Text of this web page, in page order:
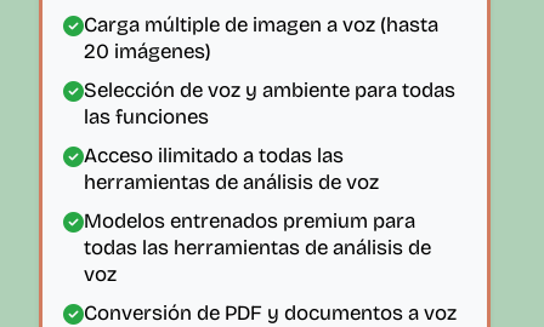
Carga múltiple de imagen a voz (hasta
20 imágenes)
Selección de voz y ambiente para todas
las funciones
Acceso ilimitado a todas las
herramientas de análisis de voz
Modelos entrenados premium para
todas las herramientas de análisis de
voz
Conversión de PDF y documentos a voz